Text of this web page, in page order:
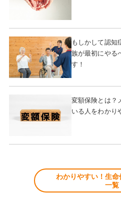
もしかして認知
族が最初にやる
す！
変額保険とは？
いる人をわかり
わかりやすい！生
一覧